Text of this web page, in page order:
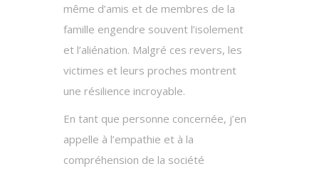
même d’amis et de membres de la
famille engendre souvent l’isolement
et l’aliénation. Malgré ces revers, les
victimes et leurs proches montrent
une résilience incroyable.
En tant que personne concernée, j’en
appelle à l’empathie et à la
compréhension de la société